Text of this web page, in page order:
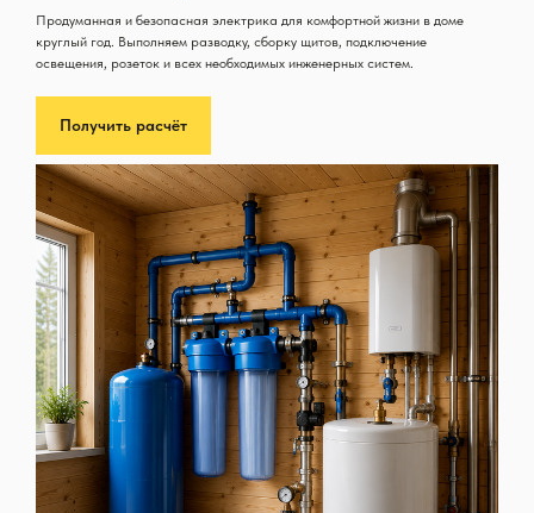
Продуманная и безопасная электрика для комфортной жизни в доме
круглый год. Выполняем разводку, сборку щитов, подключение
освещения, розеток и всех необходимых инженерных систем.
Получить расчёт